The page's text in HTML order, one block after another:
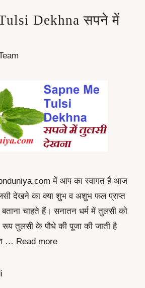
Dekhna सपने में
में आप का स्वागत है आज
देखने का क्या शुभ व अशुभ फल प्राप्त
चाहते हैं। सनातन धर्म में तुलसी को
रूप तुलसी के पौधे की पूजा की जाती है
… Read more